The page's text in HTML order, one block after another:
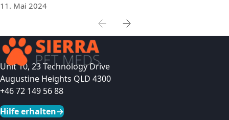
11. Mai 2024
Unit 10, 23 Technology Drive
Augustine Heights QLD 4300
+46 72 149 56 88
Hilfe erhalten→